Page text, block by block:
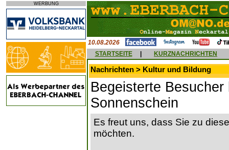
WERBUNG
10.08.2026
STARTSEITE
KURZNACHRICHTEN
Nachrichten > Kultur und Bildung
Begeisterte
Sonnenschein
Es freut uns, dass Sie zu
möchten.